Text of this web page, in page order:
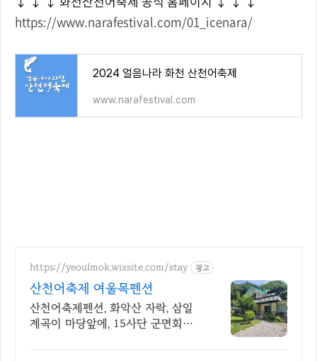
https://www.narafestival.com/01_icenara/
2024 얼음나라 화천 산천어축제
www.narafestival.com
https://yeoulmok.wixsite.com/stay 광고
산천어축제 여울목펜션
산천어축제펜션, 화악산 자락, 삼일
계곡이 마당앞에, 15사단 군면회객